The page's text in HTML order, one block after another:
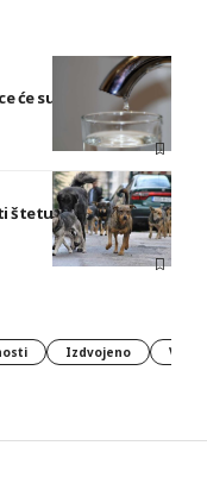
će sutra biti bez
štetu na vozilu koju
Izdvojeno